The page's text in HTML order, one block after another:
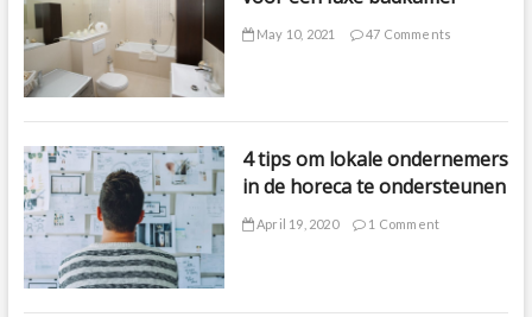
May 10, 2021 47 Comments
4 tips om lokale ondernemers
in de horeca te ondersteunen
April 19, 2020 1 Comment